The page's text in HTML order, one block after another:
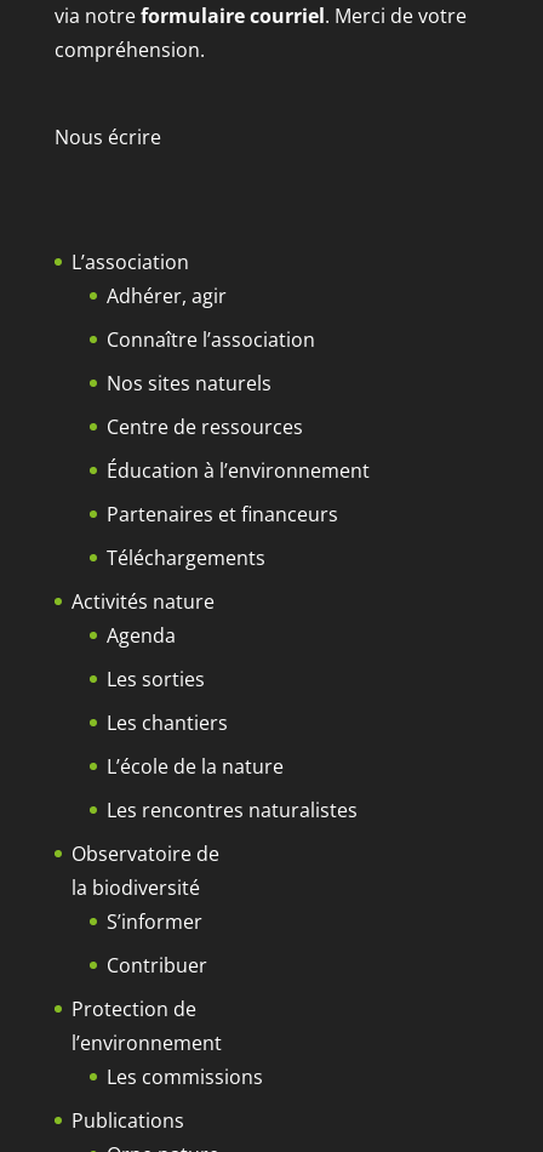
via notreformulaire courriel. Merci de votre
compréhension.
Nous écrire
L’association
Adhérer, agir
Connaître l’association
Nos sites naturels
Centre de ressources
Éducation à l’environnement
Partenaires et financeurs
Téléchargements
Activités nature
Agenda
Les sorties
Les chantiers
L’école de la nature
Les rencontres naturalistes
Observatoire de
la biodiversité
S’informer
Contribuer
Protection de
l’environnement
Les commissions
Publications